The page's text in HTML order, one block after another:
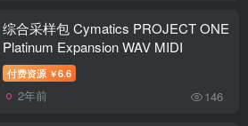
综合采样包 Cymatics PROJECT ONE
Platinum Expansion WAV MIDI
付费资源 ￥6.6
2年前 146